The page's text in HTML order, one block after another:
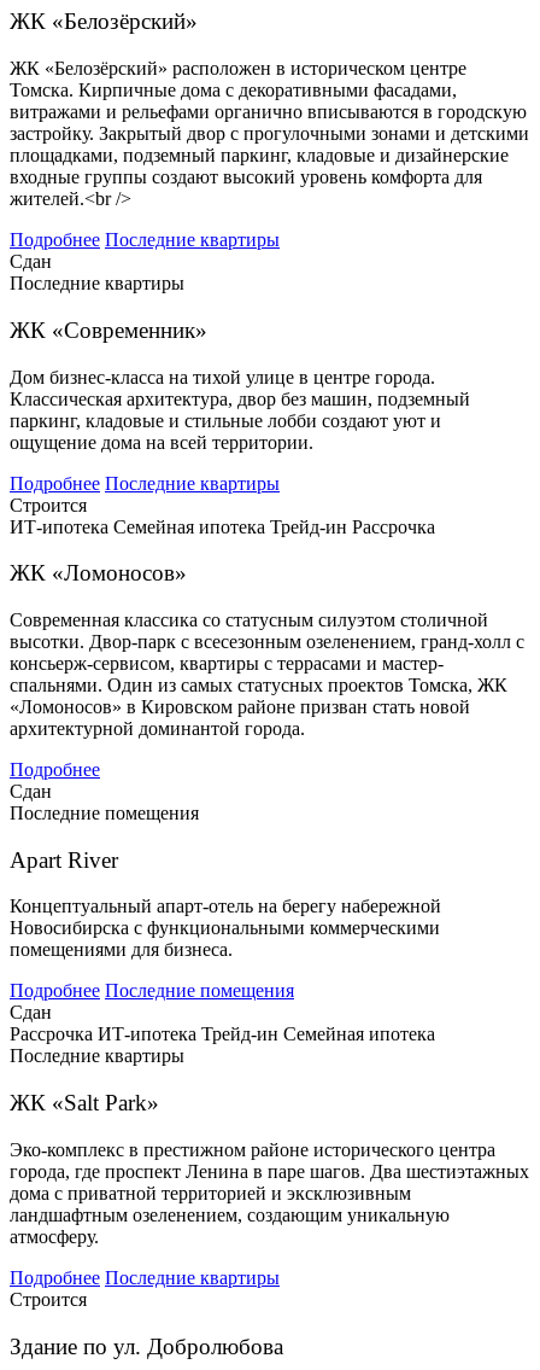
ЖК «Белозёрский»
ЖК «Белозёрский» расположен в историческом центре
Томска. Кирпичные дома с декоративными фасадами,
витражами и рельефами органично вписываются в городскую
застройку. Закрытый двор с прогулочными зонами и детскими
площадками, подземный паркинг, кладовые и дизайнерские
входные группы создают высокий уровень комфорта для
жителей.<br />
Подробнее Последние квартиры
Сдан
Последние квартиры
ЖК «Современник»
Дом бизнес-класса на тихой улице в центре города.
Классическая архитектура, двор без машин, подземный
паркинг, кладовые и стильные лобби создают уют и
ощущение дома на всей территории.
Подробнее Последние квартиры
Строится
ИТ-ипотека Семейная ипотека Трейд-ин Рассрочка
ЖК «Ломоносов»
Современная классика со статусным силуэтом столичной
высотки. Двор-парк с всесезонным озеленением, гранд-холл с
консьерж-сервисом, квартиры с террасами и мастер-
спальнями. Один из самых статусных проектов Томска, ЖК
«Ломоносов» в Кировском районе призван стать новой
архитектурной доминантой города.
Подробнее
Сдан
Последние помещения
Apart River
Концептуальный апарт-отель на берегу набережной
Новосибирска с функциональными коммерческими
помещениями для бизнеса.
Подробнее Последние помещения
Сдан
Рассрочка ИТ-ипотека Трейд-ин Семейная ипотека
Последние квартиры
ЖК «Salt Park»
Эко-комплекс в престижном районе исторического центра
города, где проспект Ленина в паре шагов. Два шестиэтажных
дома с приватной территорией и эксклюзивным
ландшафтным озеленением, создающим уникальную
атмосферу.
Подробнее Последние квартиры
Строится
Здание по ул. Добролюбова